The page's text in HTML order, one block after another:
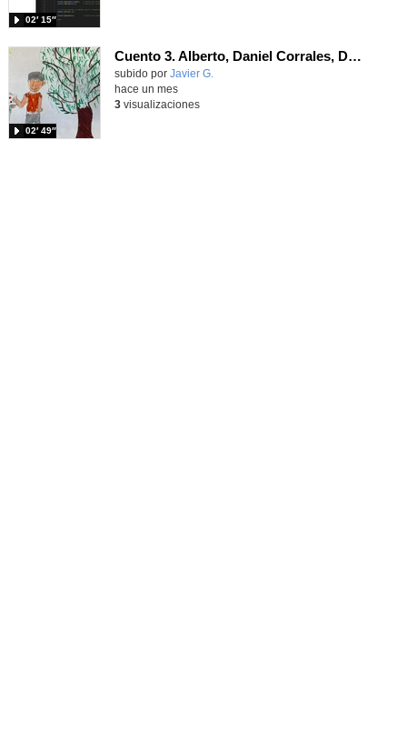
02′ 15″
Cuento 3. Alberto, Daniel Corrales, Daniel Valdés, Luca y Aldric.
Contenido educativo.
subido por Javier G.
02′ 49″
hace un mes
3visualizaciones